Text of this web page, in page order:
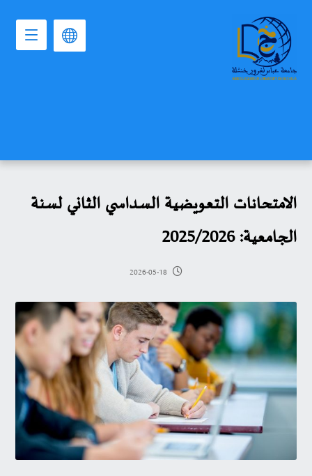
الامتحانات التعويضية السداسي الثاني لسنة
الجامعية: 2025/2026
2026-05-18